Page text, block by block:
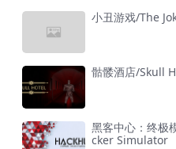
小丑游戏/The
骷髅酒店/Skull
黑客中心：终极
cker Simulator